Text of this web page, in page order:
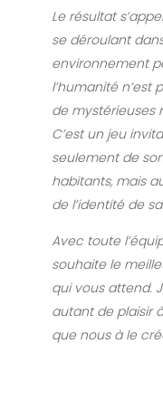
Le résultat
se déroulant
environnement
l’humanité n’est
de mystérieuses
C’est un jeu
seulement de
habitants, mais
de l’identité de
Avec toute
souhaite le
qui vous attend.
autant de plaisir
que nous à le